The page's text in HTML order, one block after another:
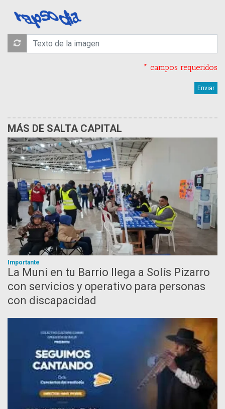
* campos requeridos
MÁS DE SALTA CAPITAL
Importante
La Muni en tu Barrio llega a Solís Pizarro
con servicios y operativo para personas
con discapacidad